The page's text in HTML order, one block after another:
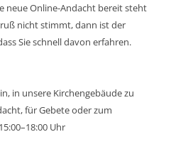
neue Online-Andacht bereit steht
nicht stimmt, dann ist der
Sie schnell davon erfahren.
in unsere Kirchengebäude zu
für Gebete oder zum
Uhr